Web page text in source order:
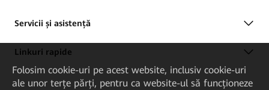
Servicii și asistență
Linkuri rapide
Folosim cookie-uri pe acest website, inclusiv cookie-uri
ale unor terțe părți, pentru ca website-ul să funcționeze